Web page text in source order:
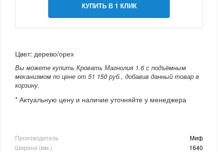
КУПИТЬ В 1 КЛИК
Цвет: дерево/орех
Вы можете купить Кровать Магнолия 1.6 с подъёмным
механизмом по цене от 51 150 руб., добавив данный товар в
корзину.
* Актуальную цену и наличие уточняйте у менеджера
Производитель
Миф
Ширина (мм.)
1640